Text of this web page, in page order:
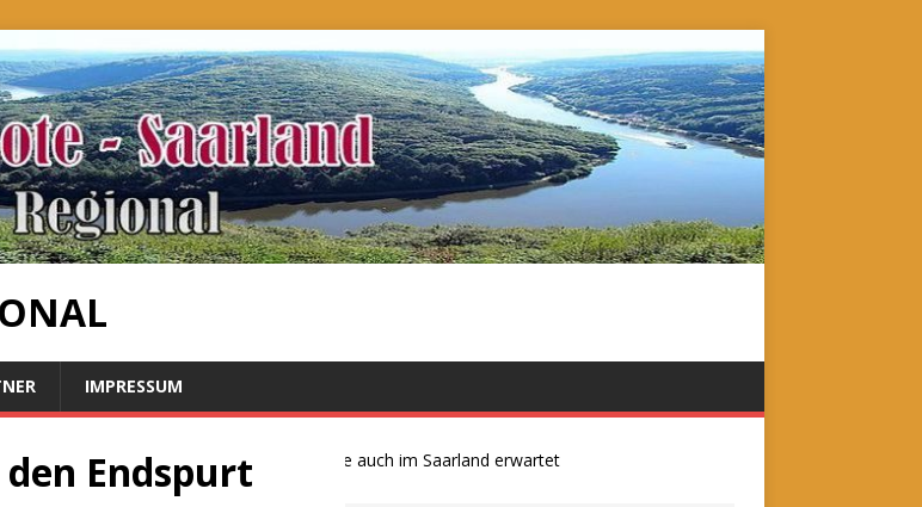
IMPRESSUM
EndspurtBauernproteste auch im Saarland erwartet